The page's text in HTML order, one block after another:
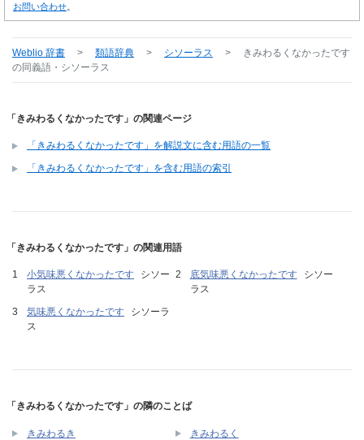
お問い合わせ
Weblio 辞書 > 類語辞典 > シソーラス >
きみわるくなかったです
の同義語・シソーラス
「きみわるくなかったです」の関連ページ
「きみわるくなかったです」を解説文に含む用語の一覧
「きみわるくなかったです」を含む用語の索引
「きみわるくなかったです」の関連用語
小気味悪くなかったです
シソー
ラス
底気味悪くなかったです
シソー
ラス
気味悪くなかったです
シソーラ
ス
「きみわるくなかったです」の隣のことば
きみわるき きみわるく